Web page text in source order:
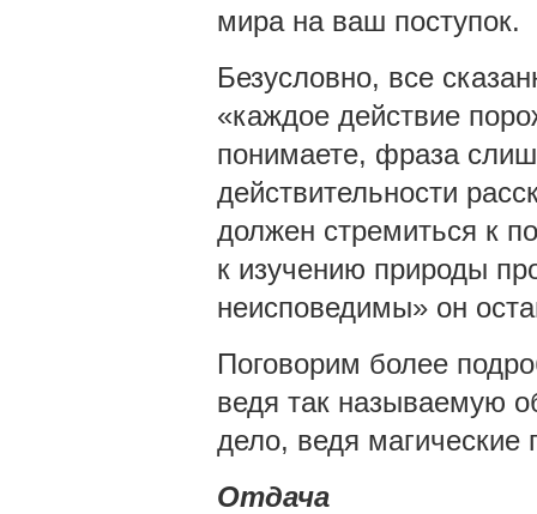
мира на ваш поступок.
Безусловно, все
«каждое действие
понимаете, фраза
действительности
должен стремиться к
к изучению природы
неисповедимы» он
Поговорим более
ведя так называемую
дело, ведя магические
Отдача